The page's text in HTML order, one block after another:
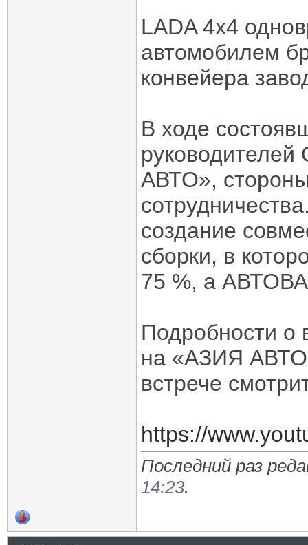
LADA 4x4
автомобилем
конвейера
В ходе
АВТО»,
создание
сборки, в
75 %, а
Подробности о
на «АЗИЯ
встрече
https://
Последний раз
14:23.